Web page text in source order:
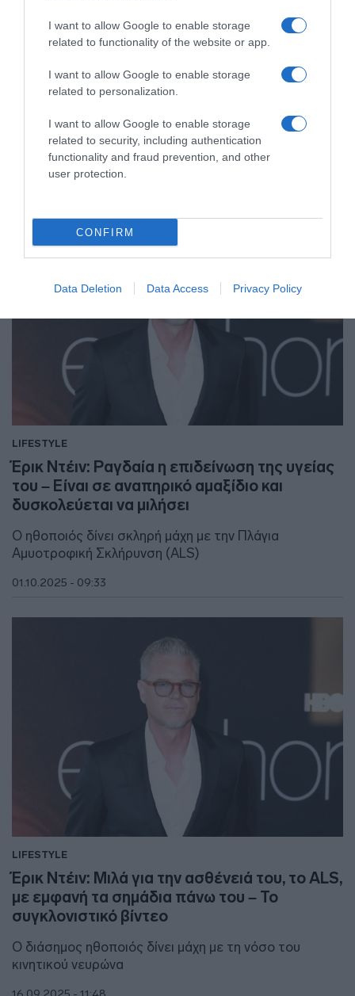
I want to allow Google to enable storage
related to functionality of the website or app.
I want to allow Google to enable storage
related to personalization.
I want to allow Google to enable storage
related to security, including authentication
functionality and fraud prevention, and other
user protection.
CONFIRM
Data Deletion Data Access Privacy Policy
ΕΛΛΑΔΑ
ανάρτησή της που είχε εμπνεύσει την Έμμα
Καρυωτάκη να δωρίσει τα όργανά της
Έφυγε από τη ζωή στα 27 της χρόνια, ύστερα από
μεγάλη μάχη με την κυστική ίνωση
12.11.2025 - 08:56
LIFESTYLE
Έρικ Ντέιν: Ραγδαία η επιδείνωση της υγείας
του – Είναι σε αναπηρικό αμαξίδιο και
δυσκολεύεται να μιλήσει
Ο ηθοποιός δίνει σκληρή μάχη με την Πλάγια
Αμυοτροφική Σκλήρυνση (ALS)
01.10.2025 - 09:33
LIFESTYLE
Έρικ Ντέιν: Μιλά για την ασθένειά του, το ALS,
με εμφανή τα σημάδια πάνω του – Το
συγκλονιστικό βίντεο
Ο διάσημος ηθοποιός δίνει μάχη με τη νόσο του
κινητικού νευρώνα
16.09.2025 - 11:48